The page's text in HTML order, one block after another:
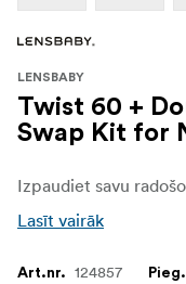
LENSBABY
Twist 60 +
Swap Kit for
Lasīt vairāk
Art.nr. 124857